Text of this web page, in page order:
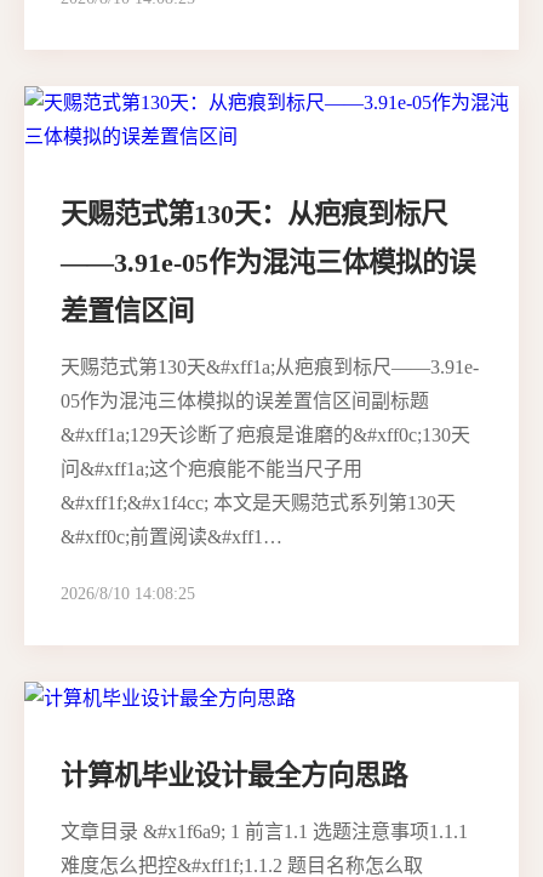
天赐范式第130天：从疤痕到标尺
——3.91e-05作为混沌三体模拟的误
差置信区间
天赐范式第130天&#xff1a;从疤痕到标尺——3.91e-
05作为混沌三体模拟的误差置信区间副标题
&#xff1a;129天诊断了疤痕是谁磨的&#xff0c;130天
问&#xff1a;这个疤痕能不能当尺子用
&#xff1f;&#x1f4cc; 本文是天赐范式系列第130天
&#xff0c;前置阅读&#xff1…
2026/8/10 14:08:25
计算机毕业设计最全方向思路
文章目录 &#x1f6a9; 1 前言1.1 选题注意事项1.1.1
难度怎么把控&#xff1f;1.1.2 题目名称怎么取